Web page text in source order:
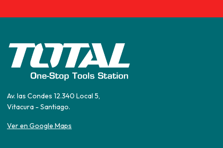
Av. las Condes 12.340 Local 5,
Vitacura - Santiago.
Ver en Google Maps